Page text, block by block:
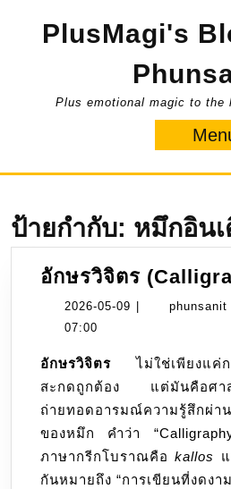
PlusMagi's
Plus emotional magic to the
ป้ายกำกับ: หมึกอิน
อักษรวิจิตร
2026-05-09 2026- phunsanit
07:00
อักษรวิจิตรไม่ใช่เพียงแค่
สะกดถูกต้อง แต่มันคือศาส
ถ่ายทอดอารมณ์ความรู้สึกผ่า
ของหมึก คำว่า
ภาษากรีกโบราณคือkallos
กันหมายถึง “การเขียนที่งดงา